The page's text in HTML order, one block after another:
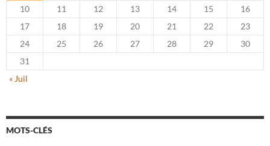
10
11 12 13 14 15
16
17
18 19 20 21 22
23
24
25 26 27 28 29
30
31
« Juil
MOTS-CLÉS